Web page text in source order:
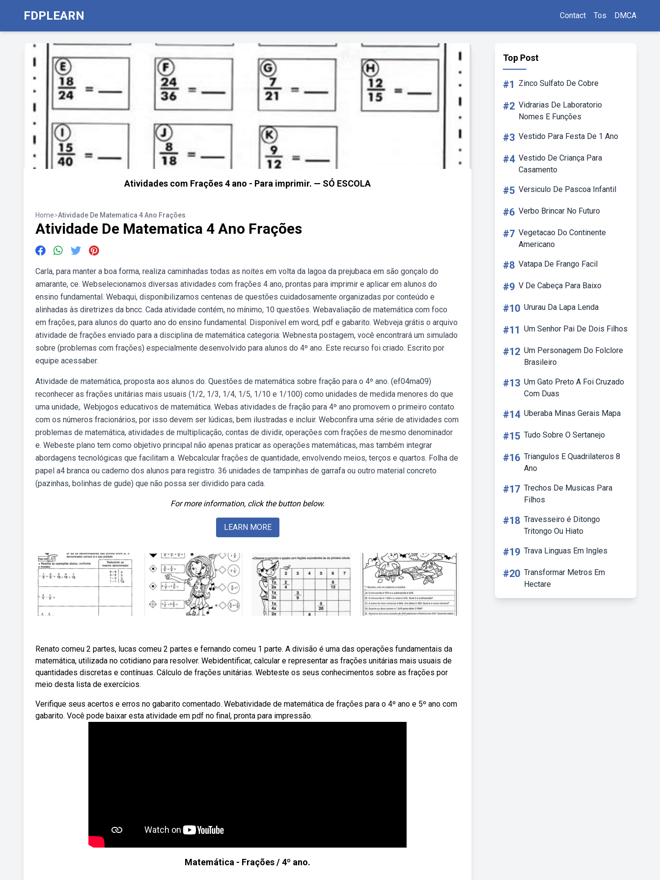
FDPLEARN Contact Tos DMCA
Atividades com Frações 4 ano - Para imprimir. — SÓ ESCOLA
Home>Atividade De Matematica 4 Ano Frações
Atividade De Matematica 4 Ano Frações
Carla, para manter a boa forma, realiza caminhadas todas as noites em volta da lagoa da prejubaca em são gonçalo do
amarante, ce. Webselecionamos diversas atividades com frações 4 ano, prontas para imprimir e aplicar em alunos do
ensino fundamental. Webaqui, disponibilizamos centenas de questões cuidadosamente organizadas por conteúdo e
alinhadas às diretrizes da bncc. Cada atividade contém, no mínimo, 10 questões. Webavaliação de matemática com foco
em frações, para alunos do quarto ano do ensino fundamental. Disponível em word, pdf e gabarito. Webveja grátis o arquivo
atividade de frações enviado para a disciplina de matemática categoria: Webnesta postagem, você encontrará um simulado
sobre (problemas com frações) especialmente desenvolvido para alunos do 4º ano. Este recurso foi criado. Escrito por
equipe acessaber.
Atividade de matemática, proposta aos alunos do. Questões de matemática sobre fração para o 4º ano. (ef04ma09)
reconhecer as frações unitárias mais usuais (1/2, 1/3, 1/4, 1/5, 1/10 e 1/100) como unidades de medida menores do que
uma unidade,. Webjogos educativos de matemática. Webas atividades de fração para 4º ano promovem o primeiro contato
com os números fracionários, por isso devem ser lúdicas, bem ilustradas e incluir. Webconfira uma série de atividades com
problemas de matemática, atividades de multiplicação, contas de dividir, operações com frações de mesmo denominador
e. Webeste plano tem como objetivo principal não apenas praticar as operações matemáticas, mas também integrar
abordagens tecnológicas que facilitam a. Webcalcular frações de quantidade, envolvendo meios, terços e quartos. Folha de
papel a4 branca ou caderno dos alunos para registro. 36 unidades de tampinhas de garrafa ou outro material concreto
(pazinhas, bolinhas de gude) que não possa ser dividido para cada.
For more information, click the button below.
LEARN MORE
Renato comeu 2 partes, lucas comeu 2 partes e fernando comeu 1 parte. A divisão é uma das operações fundamentais da
matemática, utilizada no cotidiano para resolver. Webidentificar, calcular e representar as frações unitárias mais usuais de
quantidades discretas e contínuas. Cálculo de frações unitárias. Webteste os seus conhecimentos sobre as frações por
meio desta lista de exercícios.
Verifique seus acertos e erros no gabarito comentado. Webatividade de matemática de frações para o 4º ano e 5º ano com
gabarito. Você pode baixar esta atividade em pdf no final, pronta para impressão.
Matemática - Frações / 4º ano.
Top Post
#1 Zinco Sulfato De Cobre
#2 Vidrarias De Laboratorio
Nomes E Funções
#3 Vestido Para Festa De 1 Ano
#4 Vestido De Criança Para
Casamento
#5 Versiculo De Pascoa Infantil
#6 Verbo Brincar No Futuro
#7 Vegetacao Do Continente
Americano
#8 Vatapa De Frango Facil
#9 V De Cabeça Para Baixo
#10 Ururau Da Lapa Lenda
#11 Um Senhor Pai De Dois Filhos
#12 Um Personagem Do Folclore
Brasileiro
#13 Um Gato Preto A Foi Cruzado
Com Duas
#14 Uberaba Minas Gerais Mapa
#15 Tudo Sobre O Sertanejo
#16 Triangulos E Quadrilateros 8
Ano
#17 Trechos De Musicas Para
Filhos
#18 Travesseiro é Ditongo
Tritongo Ou Hiato
#19 Trava Linguas Em Ingles
#20 Transformar Metros Em
Hectare